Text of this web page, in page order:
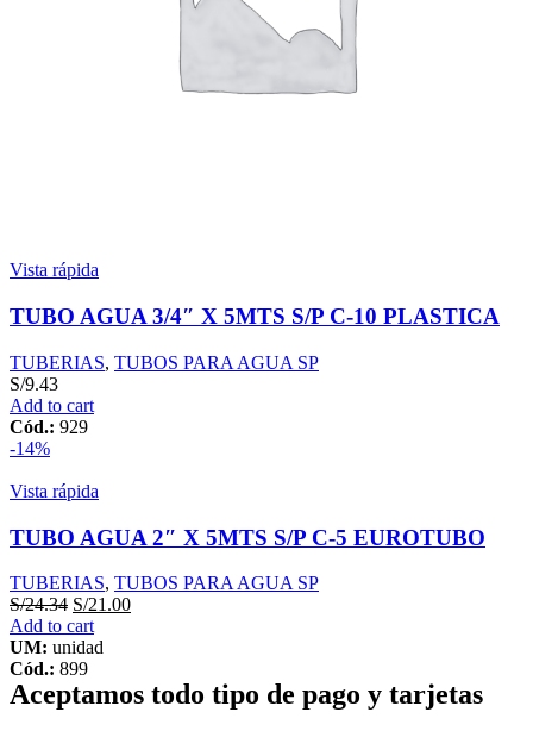
Vista rápida
TUBO AGUA 3/4″ X 5MTS S/P C-10 PLASTICA
TUBERIAS, TUBOS PARA AGUA SP
S/9.43
Add to cart
Cód.: 929
-14%
Vista rápida
TUBO AGUA 2″ X 5MTS S/P C-5 EUROTUBO
TUBERIAS, TUBOS PARA AGUA SP
S/24.34 S/21.00
Add to cart
UM: unidad
Cód.: 899
Aceptamos todo tipo de pago y tarjetas